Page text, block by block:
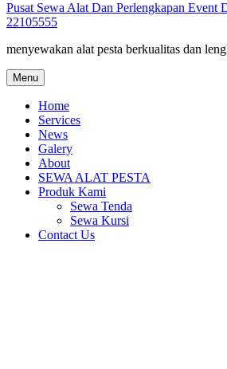
Pusat Sewa Alat Dan Perlengkapan Event
22105555
menyewakan alat pesta berkualitas dan
Menu
Home
Services
News
Galery
About
SEWA ALAT PESTA
Produk Kami
Sewa Tenda
Sewa Kursi
Contact Us